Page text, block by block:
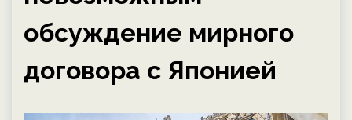
обсуждение мирного
договора с Японией